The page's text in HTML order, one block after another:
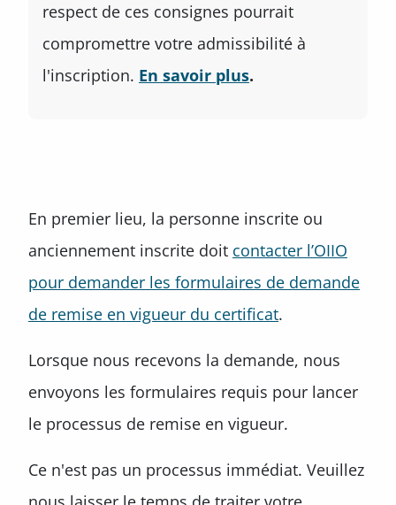
respect de ces consignes pourrait
compromettre votre admissibilité à
l'inscription. En savoir plus.
En premier lieu, la personne inscrite ou
anciennement inscrite doit contacter l’OIIO
pour demander les formulaires de demande
de remise en vigueur du certificat.
Lorsque nous recevons la demande, nous
envoyons les formulaires requis pour lancer
le processus de remise en vigueur.
Ce n'est pas un processus immédiat. Veuillez